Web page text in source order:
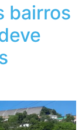
bairros